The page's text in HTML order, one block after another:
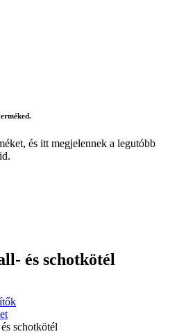
és itt megjelennek a legutóbb
és schotkötél
schotkötél